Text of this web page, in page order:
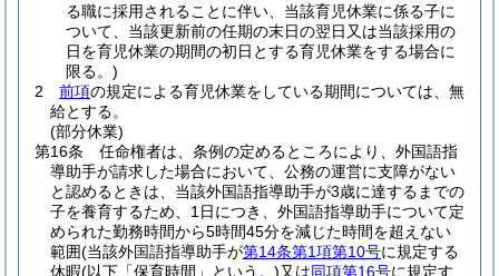
る職に採用されることに伴い、当該育児休業に係る子に
ついて、当該更新前の任期の末日の翌日又は当該採用の
日を育児休業の期間の初日とする育児休業をする場合に
限る。)
2
前項の規定による育児休業をしている期間については、無
給とする。
(部分休業)
第16条
任命権者は、条例の定めるところにより、外国語指
導助手が請求した場合において、公務の運営に支障がない
と認めるときは、当該外国語指導助手が3歳に達するまでの
子を養育するため、1日につき、外国語指導助手について定
められた勤務時間から5時間45分を減じた時間を超えない
範囲(当該外国語指導助手が第14条第1項第10号に規定する
休暇(以下「保育時間」という。)又は同項第16号に規定す